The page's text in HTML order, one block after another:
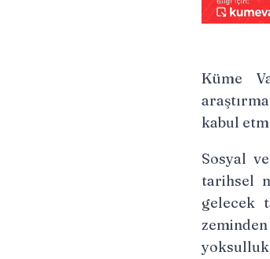
Küme
kabul
Sosyal
tarihsel
gelecek